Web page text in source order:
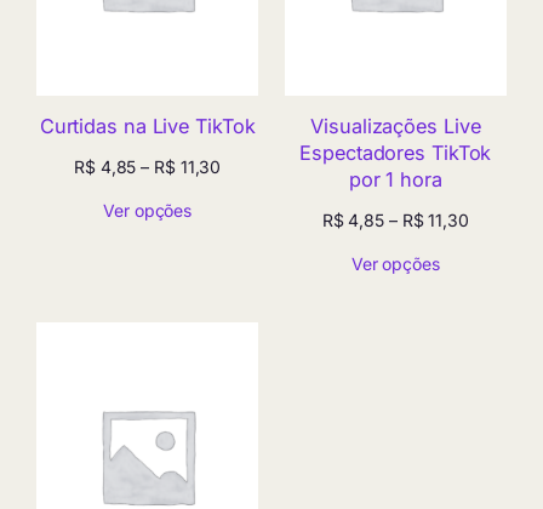
Curtidas na Live TikTok
R$4,85 – R$11,30
Ver opções
Visualizações Live
Espectadores TikTok
por 1 hora
R$4,85 – R$11,30Faixa
Ver opções